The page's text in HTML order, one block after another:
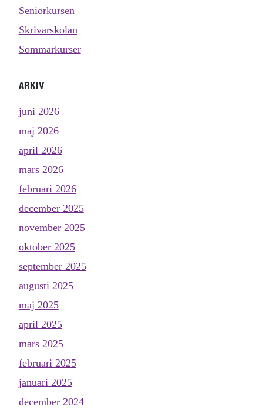
Seniorkursen
Skrivarskolan
Sommarkurser
ARKIV
juni 2026
maj 2026
april 2026
mars 2026
februari 2026
december 2025
november 2025
oktober 2025
september 2025
augusti 2025
maj 2025
april 2025
mars 2025
februari 2025
januari 2025
december 2024